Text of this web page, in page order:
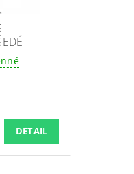
DETAIL